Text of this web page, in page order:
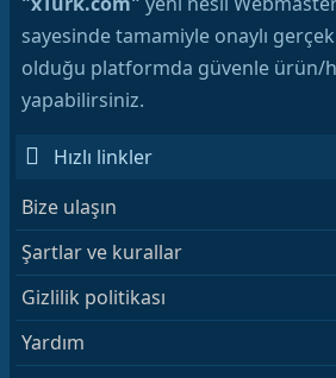
sayesinde tamamiyle onaylı
olduğu platformda güvenle ürün/
yapabilirsiniz.
Hızlı linkler
Bize ulaşın
Şartlar ve kurallar
Gizlilik politikası
Yardım